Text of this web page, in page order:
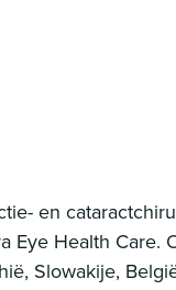
en
Health Care.
Slowakije,